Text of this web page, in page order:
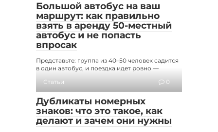
Большой автобус на ваш
маршрут: как правильно
взять в аренду 50-местный
автобус и не попасть
впросак
Представьте: группа из 40–50 человек садится
в один автобус, и поездка идет ровно —
Статьи
0
Дубликаты номерных
знаков: что это такое, как
делают и зачем они нужны